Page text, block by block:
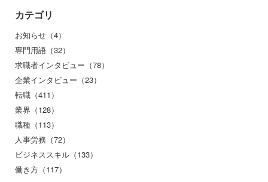
カテゴリ
お知らせ（4）
専門用語（32）
求職者インタビュー（78）
企業インタビュー（23）
転職（411）
業界（128）
職種（113）
人事労務（72）
ビジネススキル（133）
働き方（117）